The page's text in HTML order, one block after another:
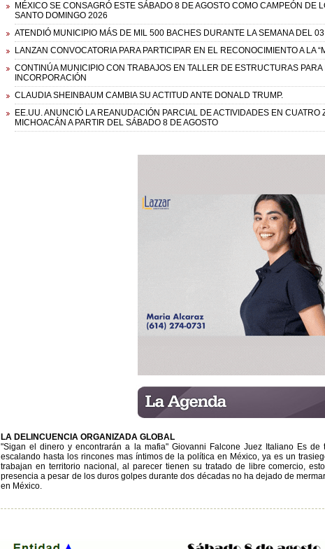
MÉXICO SE CONSAGRÓ ESTE SÁBADO 8 DE AGOSTO COMO CAMPEÓN DE
SANTO DOMINGO 2026
ATENDIÓ MUNICIPIO MÁS DE MIL 500 BACHES DURANTE LA SEMANA DEL
LANZAN CONVOCATORIA PARA PARTICIPAR EN EL RECONOCIMIENTO A LA
CONTINÚA MUNICIPIO CON TRABAJOS EN TALLER DE ESTRUCTURAS
INCORPORACIÓN
CLAUDIA SHEINBAUM CAMBIA SU ACTITUD ANTE DONALD TRUMP.
EE.UU. ANUNCIÓ LA REANUDACIÓN PARCIAL DE ACTIVIDADES EN
MICHOACÁN A PARTIR DEL SÁBADO 8 DE AGOSTO
LA DELINCUENCIA ORGANIZADA GLOBAL
"Sigan el dinero y encontrarán a la mafia" Giovanni Falcone Juez Italiano Es
escalando hasta los rincones mas íntimos de la política en México, ya es un
trabajan en territorio nacional, al parecer tienen su tratado de libre comercio,
presencia a pesar de los duros golpes durante dos décadas no ha dejado de
en México.